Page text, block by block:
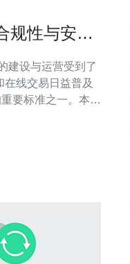
规性与安全
线交易日益普及
要标准之一。本文